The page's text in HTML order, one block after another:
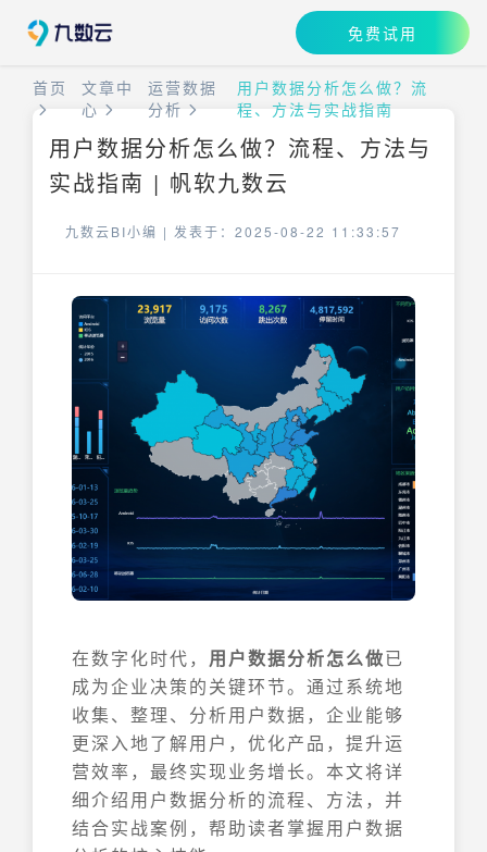
免费试用
首页
文章中
心
运营数据
分析
用户数据分析怎么做？流
程、方法与实战指南
用户数据分析怎么做？流程、方法与
实战指南 | 帆软九数云
九数云BI小编 | 发表于：2025-08-22 11:33:57
在数字化时代， 用户数据分析怎么做已
成为企业决策的关键环节。通过系统地
收集、整理、分析用户数据，企业能够
更深入地了解用户，优化产品，提升运
营效率，最终实现业务增长。本文将详
细介绍用户数据分析的流程、方法，并
结合实战案例，帮助读者掌握用户数据